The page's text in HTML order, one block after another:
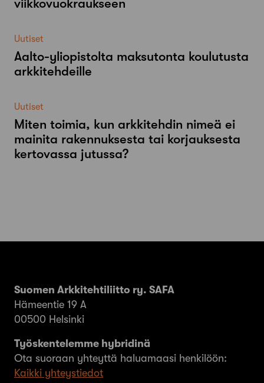
viikkovuokraukseen
Uutiset
Aalto-​yliopistolta maksutonta koulutusta
arkkitehdeille
Uutiset
Miten toimia, kun arkkitehdin nimeä ei
mainita rakennuksesta tai korjauksesta
kertovassa jutussa?
Suomen Arkkitehtiliitto ry. SAFA
Hämeentie 19 A
00500 Helsinki
Työskentelemme hybridinä
Ota suoraan yhteyttä haluamaasi henkilöön:
Kaikki yhteystiedot